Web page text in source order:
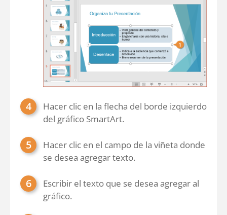
Hacer clic en la flecha del borde izquierdo
del gráfico SmartArt.
Hacer clic en el campo de la viñeta donde
se desea agregar texto.
Escribir el texto que se desea agregar al
gráfico.